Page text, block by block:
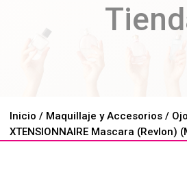
Inicio / Maquillaje y Accesorios /
XTENSIONNAIRE Mascara (Revlon)